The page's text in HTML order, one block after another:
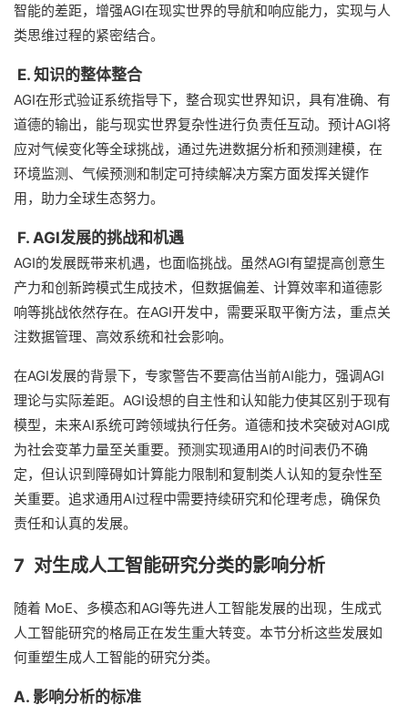
智能的差距，增强AGI在现实世界的导航和响应能力，实现与人
类思维过程的紧密结合。
E. 知识的整体整合
AGI在形式验证系统指导下，整合现实世界知识，具有准确、有
道德的输出，能与现实世界复杂性进行负责任互动。预计AGI将
应对气候变化等全球挑战，通过先进数据分析和预测建模，在
环境监测、气候预测和制定可持续解决方案方面发挥关键作
用，助力全球生态努力。
F. AGI发展的挑战和机遇
AGI的发展既带来机遇，也面临挑战。虽然AGI有望提高创意生
产力和创新跨模式生成技术，但数据偏差、计算效率和道德影
响等挑战依然存在。在AGI开发中，需要采取平衡方法，重点关
注数据管理、高效系统和社会影响。
在AGI发展的背景下，专家警告不要高估当前AI能力，强调AGI
理论与实际差距。AGI设想的自主性和认知能力使其区别于现有
模型，未来AI系统可跨领域执行任务。道德和技术突破对AGI成
为社会变革力量至关重要。预测实现通用AI的时间表仍不确
定，但认识到障碍如计算能力限制和复制类人认知的复杂性至
关重要。追求通用AI过程中需要持续研究和伦理考虑，确保负
责任和认真的发展。
7 对生成人工智能研究分类的影响分析
随着 MoE、多模态和AGI等先进人工智能发展的出现，生成式
人工智能研究的格局正在发生重大转变。本节分析这些发展如
何重塑生成人工智能的研究分类。
A. 影响分析的标准